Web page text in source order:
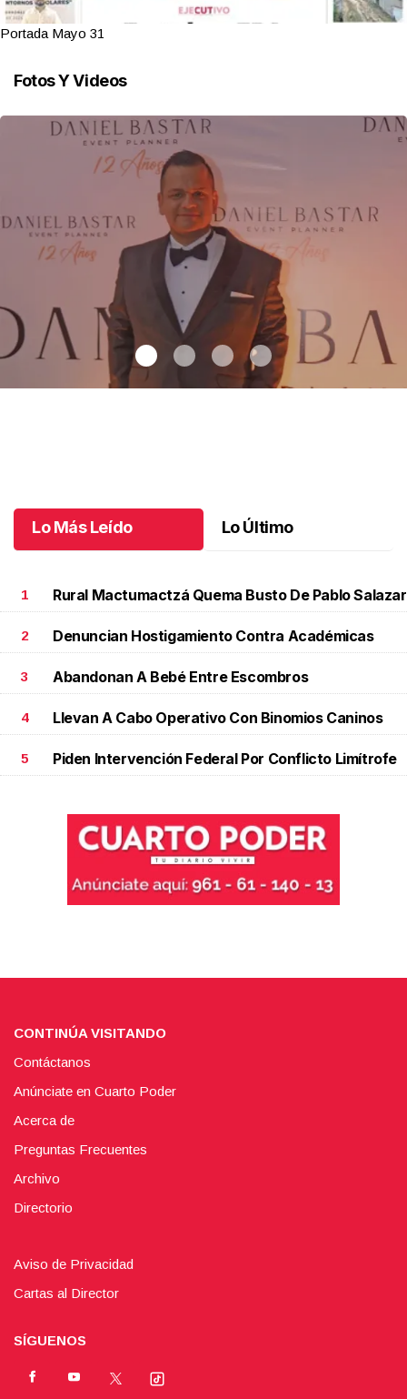
Portada Mayo 31
Fotos Y Videos
Lo Más Leído Lo Último
1 Rural Mactumactzá Quema Busto De Pablo Salazar
2 Denuncian Hostigamiento Contra Académicas
3 Abandonan A Bebé Entre Escombros
4 Llevan A Cabo Operativo Con Binomios Caninos
5 Piden Intervención Federal Por Conflicto Limítrofe
CONTINÚA VISITANDO
Contáctanos
Anúnciate en Cuarto Poder
Acerca de
Preguntas Frecuentes
Archivo
Directorio
Aviso de Privacidad
Cartas al Director
SÍGUENOS